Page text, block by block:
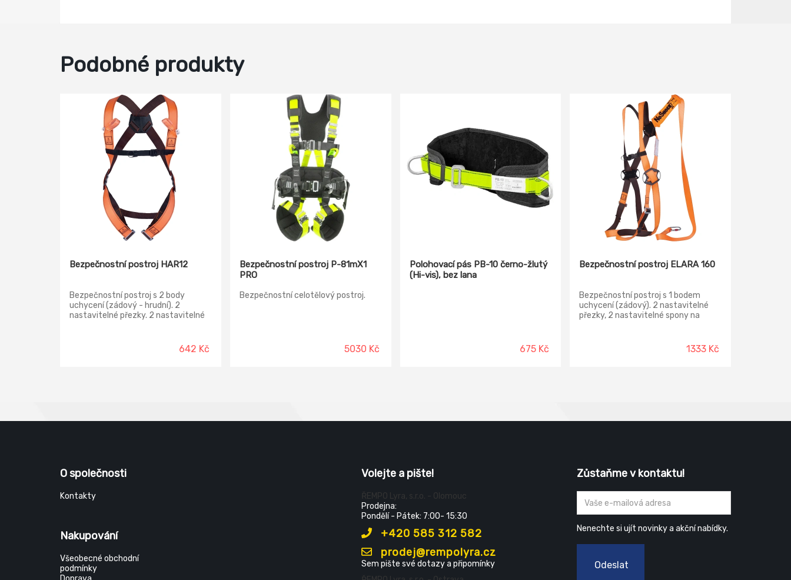
Podobné produkty
Bezpečnostní postroj HAR12
Bezpečnostní postroj s 2 body
uchycení (zádový - hrudní). 2
nastavitelné přezky. 2 nastavitelné
642 Kč
Bezpečnostní postroj P-81mX1
PRO
Bezpečnostní celotělový postroj.
5030 Kč
Polohovací pás PB-10 černo-žlutý
(Hi-vis), bez lana
675 Kč
Bezpečnostní postroj ELARA 160
Bezpečnostní postroj s 1 bodem
uchycení (zádový). 2 nastavitelné
přezky, 2 nastavitelné spony na
možnosti odepnutí. 1 spojovací
komponent AM002. Délka lana 2m.
1333 Kč
O společnosti
Kontakty
Nakupování
Všeobecné obchodní
podmínky
Volejte a pište!
ŘEMPO Lyra, s.r.o. - Olomouc
Prodejna:
Pondělí - Pátek: 7:00- 15:30
+420 585 312 582
prodej@rempolyra.cz
Sem pište své dotazy a připomínky
Zůstaňme v kontaktu!
Nenechte si ujít novinky a akční nabídky.
Odeslat